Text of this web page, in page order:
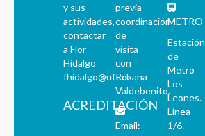
y sus
actividades,
contactar
a Flor
Hidalgo
fhidalgo@uft.cl
ACREDITACIÓN
previa
coordinación
de
visita
con
Roxana
Valdebenito.
Email:
METRO
Estación
de
Metro
Los
Leones.
Línea
1/6.